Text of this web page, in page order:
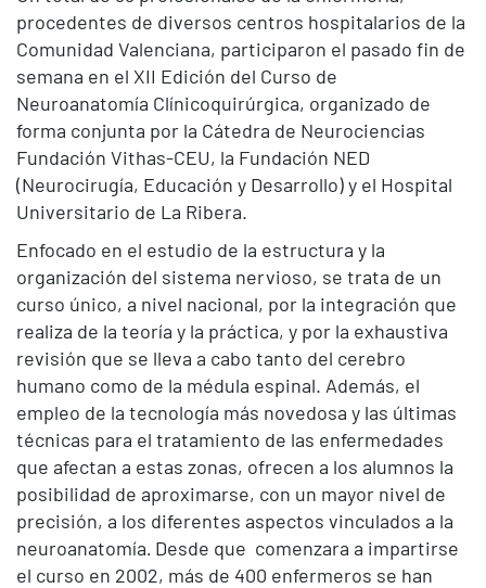
procedentes de diversos centros hospitalarios de la
Comunidad Valenciana, participaron el pasado fin de
semana en el XII Edición del Curso de
Neuroanatomía Clínicoquirúrgica, organizado de
forma conjunta por la Cátedra de Neurociencias
Fundación Vithas-CEU, la Fundación NED
(Neurocirugía, Educación y Desarrollo) y el Hospital
Universitario de La Ribera.
Enfocado en el estudio de la estructura y la
organización del sistema nervioso, se trata de un
curso único, a nivel nacional, por la integración que
realiza de la teoría y la práctica, y por la exhaustiva
revisión que se lleva a cabo tanto del cerebro
humano como de la médula espinal. Además, el
empleo de la tecnología más novedosa y las últimas
técnicas para el tratamiento de las enfermedades
que afectan a estas zonas, ofrecen a los alumnos la
posibilidad de aproximarse, con un mayor nivel de
precisión, a los diferentes aspectos vinculados a la
neuroanatomía. Desde que comenzara a impartirse
el curso en 2002, más de 400 enfermeros se han